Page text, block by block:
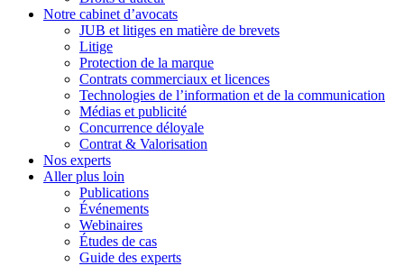
Notre cabinet d’avocats
JUB et litiges en matière de brevets
Litige
Protection de la marque
Contrats commerciaux et licences
Technologies de l’information et de la communication
Médias et publicité
Concurrence déloyale
Contrat & Valorisation
Nos experts
Aller plus loin
Publications
Événements
Webinaires
Études de cas
Guide des experts